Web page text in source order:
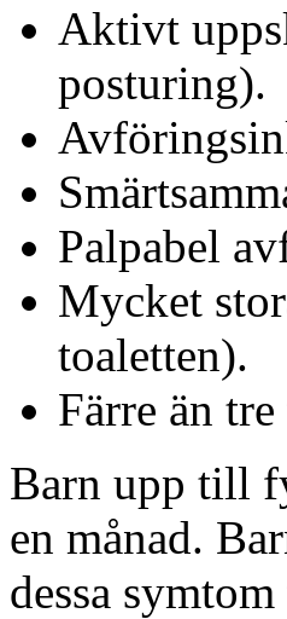
Aktivt
posturing).
Palpabel
Mycket
toaletten).
Färre än
Barn upp till
en månad.
dessa